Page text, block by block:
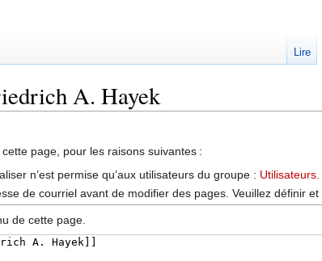
A. Hayek
page, pour les raisons suivantes :
n’est permise qu’aux utilisateurs du groupe : Utilisateurs
de courriel avant de modifier des pages. Veuillez définir
de cette page.
Lire